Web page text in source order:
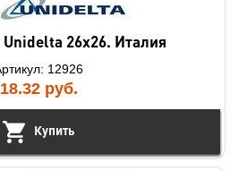
26x26. Италия
12926
18.32 руб.
Купить